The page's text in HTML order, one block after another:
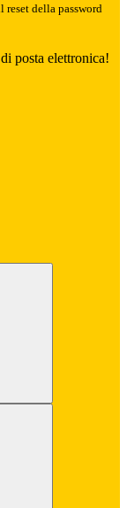
reset della password
posta elettronica!